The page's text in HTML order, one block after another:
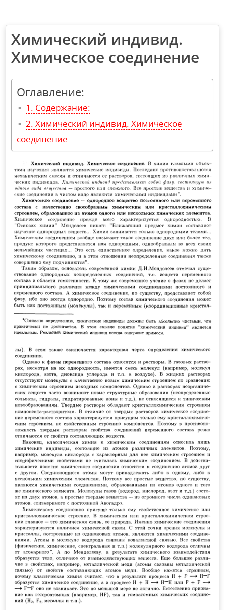
Химический индивид.
Химическое соединение
Оглавление:
Содержание:
Химический индивид. Химическое
соединение